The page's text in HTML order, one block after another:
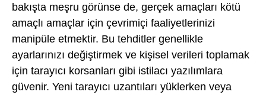
bakışta meşru görünse de, gerçek amaçları kötü
amaçlı amaçlar için çevrimiçi faaliyetlerinizi
manipüle etmektir. Bu tehditler genellikle
ayarlarınızı değiştirmek ve kişisel verileri toplamak
için tarayıcı korsanları gibi istilacı yazılımlara
güvenir. Yeni tarayıcı uzantıları yüklerken veya